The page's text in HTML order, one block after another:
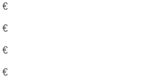
€
€
€
€